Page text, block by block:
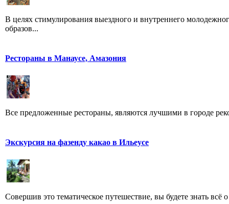
В целях стимулирования выездного и внутреннего
образов...
Рестораны в Манаусе, Амазония
Все предложенные рестораны, являются лучшими в городе
Экскурсия на фазенду какао в Ильеусе
Совершив это тематическое путешествие, вы будете знать